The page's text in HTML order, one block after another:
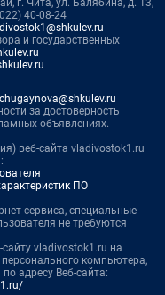
г. Чита, ул. Балябина, д. 13,
40-08-24
и государственных
за достоверность
объявлениях.
веб-сайта vladivostok1.ru
ПО
сервиса, специальные
не требуются
vladivostok1.ru на
компьютера,
адресу Веб-сайта: